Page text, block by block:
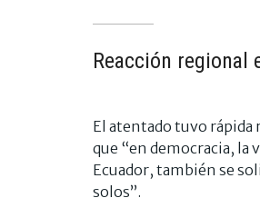
Reacción regional
El atentado tuvo rápida
que “en democracia, la
Ecuador, también se
solos”.